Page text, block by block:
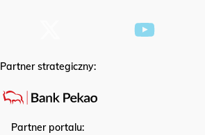
Partner strategiczny:
Partner portalu: